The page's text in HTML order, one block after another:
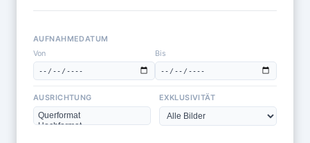
AUFNAHMEDATUM
Von
Bis
AUSRICHTUNG EXKLUSIVITÄT